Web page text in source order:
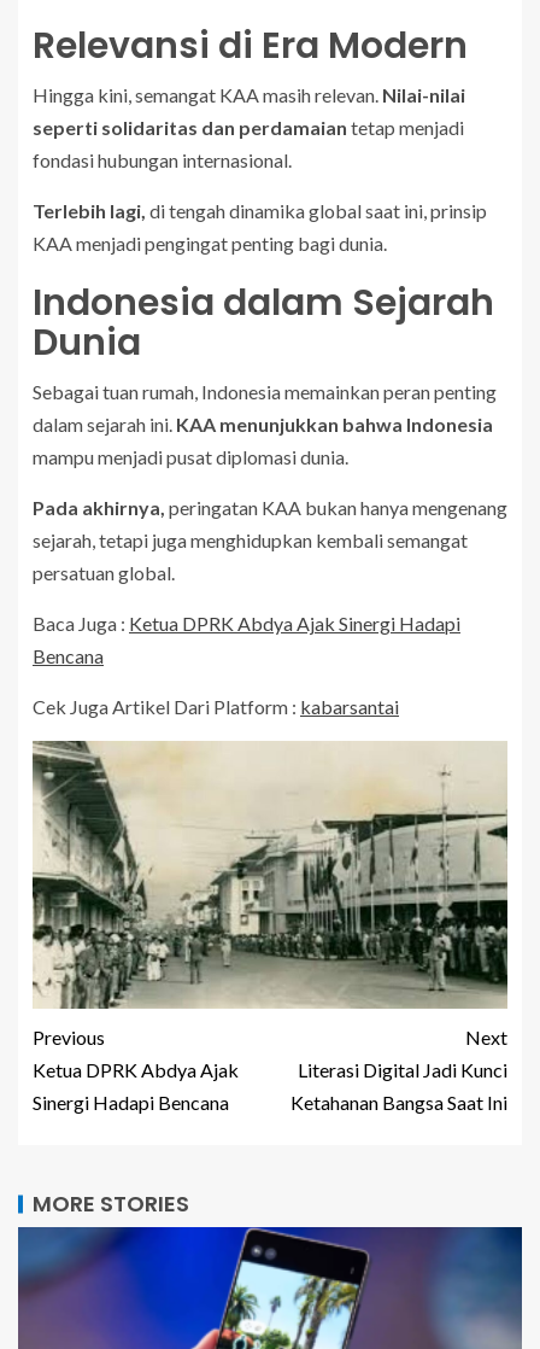
Relevansi di Era Modern
Hingga kini, semangat KAA masih relevan. Nilai-nilai
seperti solidaritas dan perdamaian tetap menjadi
fondasi hubungan internasional.
Terlebih lagi, di tengah dinamika global saat ini, prinsip
KAA menjadi pengingat penting bagi dunia.
Indonesia dalam Sejarah
Dunia
Sebagai tuan rumah, Indonesia memainkan peran penting
dalam sejarah ini. KAA menunjukkan bahwa Indonesia
mampu menjadi pusat diplomasi dunia.
Pada akhirnya, peringatan KAA bukan hanya mengenang
sejarah, tetapi juga menghidupkan kembali semangat
persatuan global.
Baca Juga : Ketua DPRK Abdya Ajak Sinergi Hadapi
Bencana
Cek Juga Artikel Dari Platform : kabarsantai
Previous
Ketua DPRK Abdya Ajak
Sinergi Hadapi Bencana
Next
Literasi Digital Jadi Kunci
Ketahanan Bangsa Saat Ini
MORE STORIES